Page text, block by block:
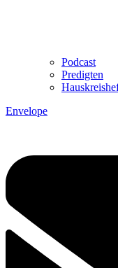
Podcast
Predigten
Envelope